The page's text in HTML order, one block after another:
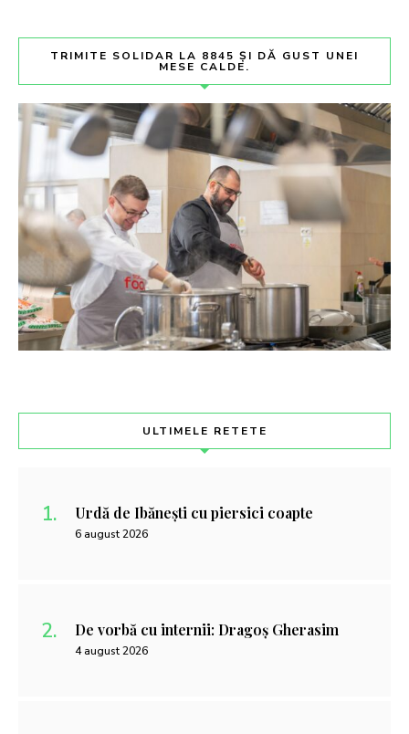
TRIMITE SOLIDAR LA 8845 ȘI DĂ GUST UNEI
MESE CALDE.
ULTIMELE RETETE
Urdă de Ibănești cu piersici coapte
6 august 2026
De vorbă cu internii: Dragoș Gherasim
4 august 2026